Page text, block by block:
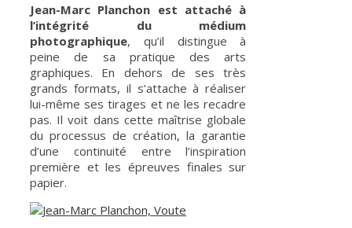
Jean-Marc Planchon est attaché à
l’intégrité du médium
photographique, qu’il distingue à
peine de sa pratique des arts
graphiques. En dehors de ses très
grands formats, il s’attache à réaliser
lui-même ses tirages et ne les recadre
pas. Il voit dans cette maîtrise globale
du processus de création, la garantie
d’une continuité entre l’inspiration
première et les épreuves finales sur
papier.